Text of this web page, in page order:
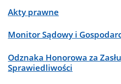
Akty prawne
Monitor Sądowy i
Odznaka Honorowa za
Sprawiedliwości